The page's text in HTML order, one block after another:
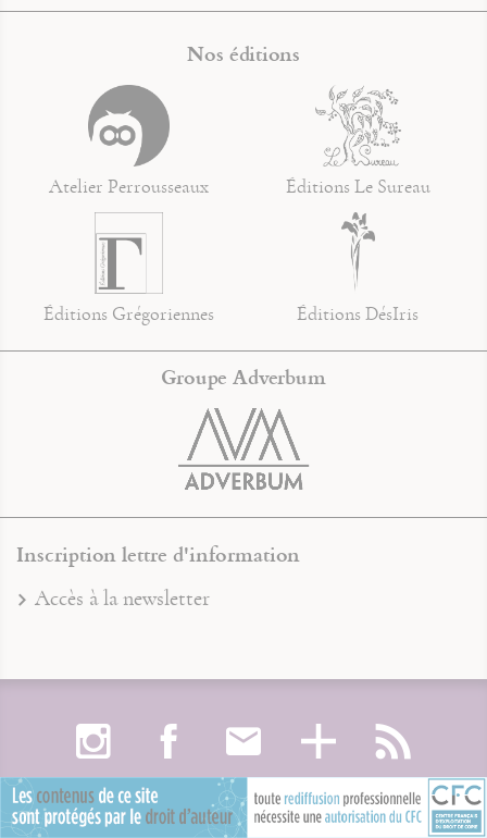
Nos éditions
Atelier Perrousseaux Éditions Le Sureau
Éditions Grégoriennes Éditions DésIris
Groupe Adverbum
Inscription lettre d'information
Accès à la newsletter